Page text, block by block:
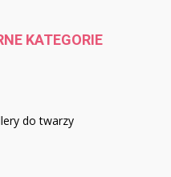
KATEGORIE
do twarzy